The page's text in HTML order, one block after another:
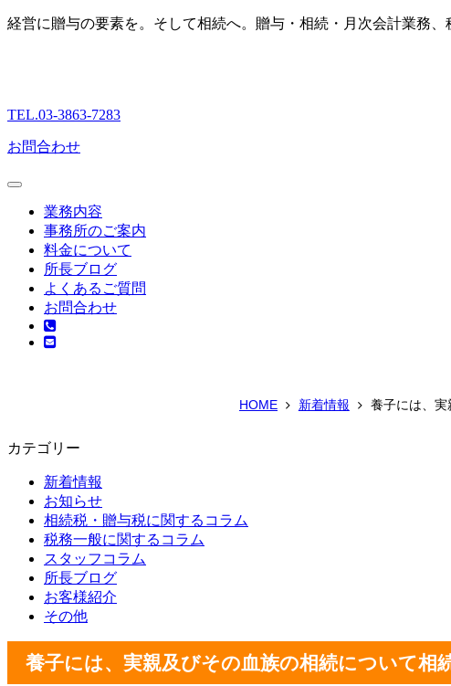
経営に贈与の要素を。そして相続へ。贈与・相続・月次会計業務、
TEL.03-3863-7283
お問合わせ
業務内容
事務所のご案内
料金について
所長ブログ
よくあるご質問
お問合わせ
HOME 新着情報 養子には、実
カテゴリー
新着情報
お知らせ
相続税・贈与税に関するコラム
税務一般に関するコラム
スタッフコラム
所長ブログ
お客様紹介
その他
養子には、実親及びその血族の相続について相